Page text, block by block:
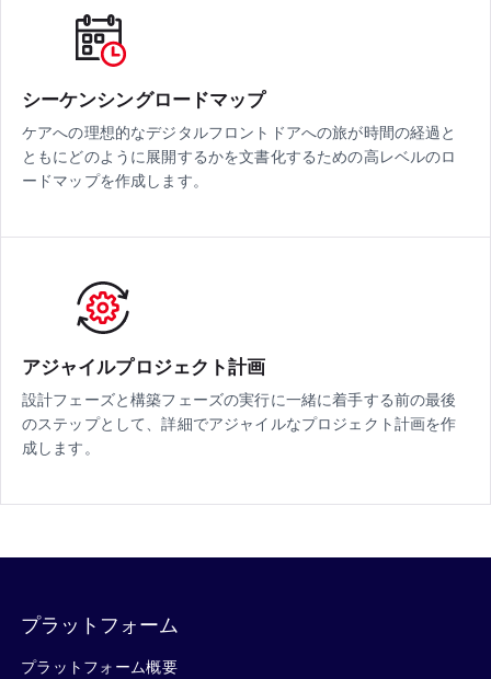
シーケンシングロードマップ
ケアへの理想的なデジタルフロントドアへの旅が時間の経過と
ともにどのように展開するかを文書化するための高レベルのロ
ードマップを作成します。
アジャイルプロジェクト計画
設計フェーズと構築フェーズの実行に一緒に着手する前の最後
のステップとして、詳細でアジャイルなプロジェクト計画を作
成します。
プラットフォーム
プラットフォーム概要